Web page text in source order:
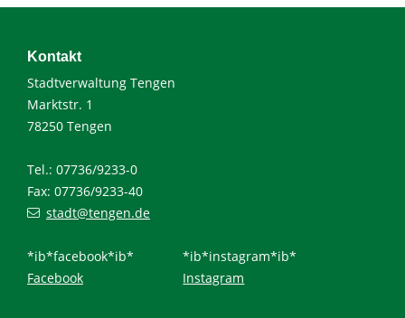
Kontakt
Stadtverwaltung Tengen
Marktstr. 1
78250 Tengen
Tel.: 07736/9233-0
Fax: 07736/9233-40
stadt@tengen.de
*ib*facebook*ib*
Facebook
*ib*instagram*ib*
Instagram